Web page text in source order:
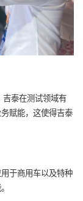
泰在测试领域有
赋能，这使得吉泰
于商用车以及特种